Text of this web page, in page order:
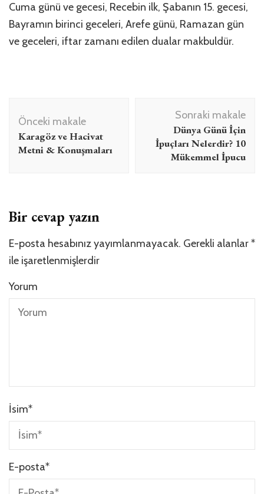
Cuma günü ve gecesi, Recebin ilk, Şabanın 15. gecesi,
Bayramın birinci geceleri, Arefe günü, Ramazan gün
ve geceleri, iftar zamanı edilen dualar makbuldür.
dolaşımı
Önceki makale
Karagöz ve Hacivat
Metni & Konuşmaları
Sonraki makale
Dünya Günü İçin
İpuçları Nelerdir? 10
Mükemmel İpucu
Bir cevap yazın
E-posta hesabınız yayımlanmayacak. Gerekli alanlar*
ile işaretlenmişlerdir
Yorum
İsim*
E-posta*